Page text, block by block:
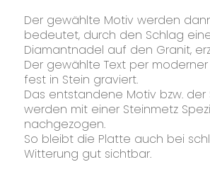
Der gewählte Motiv werden
bedeutet, durch den Schlag
Diamantnadel auf den Granit,
Der gewählte Text per
fest in Stein graviert.
Das entstandene Motiv bzw. der
werden mit einer Steinmetz
nachgezogen.
So bleibt die Platte auch bei
Witterung gut sichtbar.